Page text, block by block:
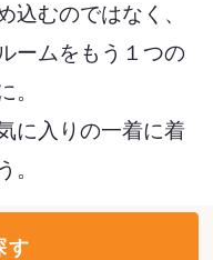
込むのではなく、
ームをもう１つの
。
に入りの一着に着
。
す